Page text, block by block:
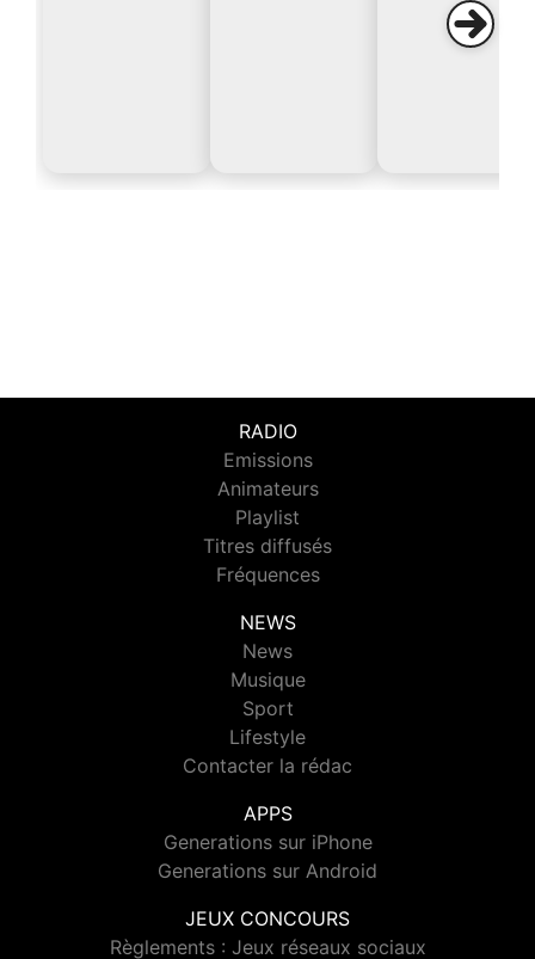
RADIO
Emissions
Animateurs
Playlist
Titres diffusés
Fréquences
NEWS
News
Musique
Sport
Lifestyle
Contacter la rédac
APPS
Generations sur iPhone
Generations sur Android
JEUX CONCOURS
Règlements : Jeux réseaux sociaux